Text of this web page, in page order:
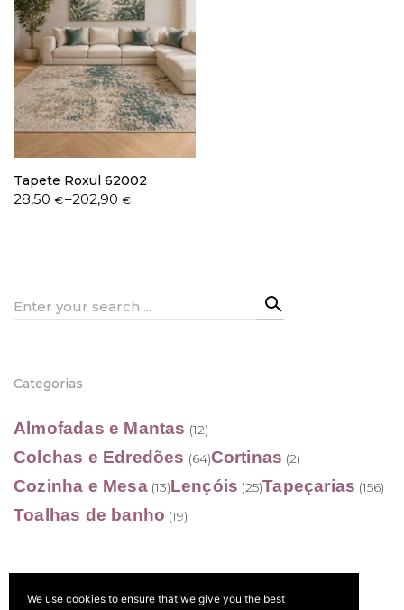
Tapete Roxul 62002
28,50 €–202,90€
Price
Search
Categorias
Almofadas e Mantas (12)
Colchas e Edredões (64)Cortinas (2)
Cozinha e Mesa (13)Lençóis (25)Tapeçarias (156)
Toalhas de banho (19)
Filtrar por preço
We use cookies to ensure that we give you the best